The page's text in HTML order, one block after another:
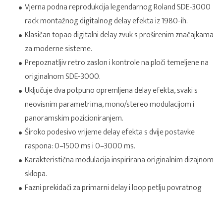
Vjerna podna reprodukcija legendarnog Roland SDE-3000
rack montažnog digitalnog delay efekta iz 1980-ih.
Klasičan topao digitalni delay zvuk s proširenim značajkama
za moderne sisteme.
Prepoznatljiv retro zaslon i kontrole na ploči temeljene na
originalnom SDE-3000.
Uključuje dva potpuno opremljena delay efekta, svaki s
neovisnim parametrima, mono/stereo modulacijom i
panoramskim pozicioniranjem.
Široko podesivo vrijeme delay efekta s dvije postavke
raspona: 0–1500 ms i 0–3000 ms.
Karakteristična modulacija inspirirana originalnim dizajnom
sklopa.
Fazni prekidači za primarni delay i loop petlju povratnog